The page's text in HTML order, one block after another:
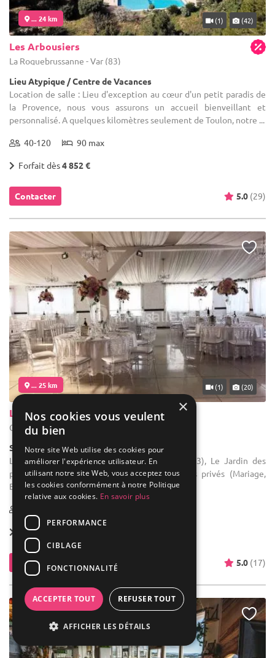
... 24 km (1) (42)
Les Arbousiers
La Roquebrussanne - Var (83)
Lieu Atypique / Centre de Vacances
Location de salle : Lieu d'exception au cœur d'un petit paradis de
la Provence, nous vous assurons un accueil bienveillant et
personnalisé. A quelques kilomètres seulement de Toulon, notre ...
40-120 90 max
Forfait dès4 852 €
Contacter 5.0 (29)
... 25 km (1) (20)
Le Jardin des Passions
Cuges-les-Pins - Bouches-du-Rhône (13)
Salle de réception
Location de salle : Situé à Cuges les Pins (13), Le Jardin des
passions vous accueille pour vos événements privés (Mariage,
Baptême, Anniversaire, Soiré à Thème ...) ou ...
Forfait dès
Contacter 5.0 (17)
NOUVEAU
×
Nos cookies vous veulent
du bien
Notre site Web utilise des cookies pour
améliorer l'expérience utilisateur. En
utilisant notre site Web, vous acceptez tous
les cookies conformément à notre Politique
relative aux cookies. En savoir plus
PERFORMANCE
CIBLAGE
FONCTIONNALITÉ
ACCEPTER TOUT REFUSER TOUT
AFFICHER LES DÉTAILS